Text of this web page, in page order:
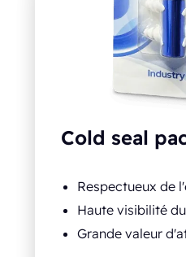
Cold seal
Respectueux de
Haute visibilité
Grande valeur